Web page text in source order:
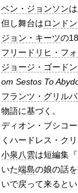
ベン・ジョンソン
但し舞台はロンドン
ジョン・キーツの
フリードリヒ・フ
ジョージ・ゴード
om Sestos To
フランツ・グリル
物語に基づく。
ディオン・ブシコー
くハードレス・ク
小泉八雲は短編集
いた端島の娘の話
いで戻って来ると